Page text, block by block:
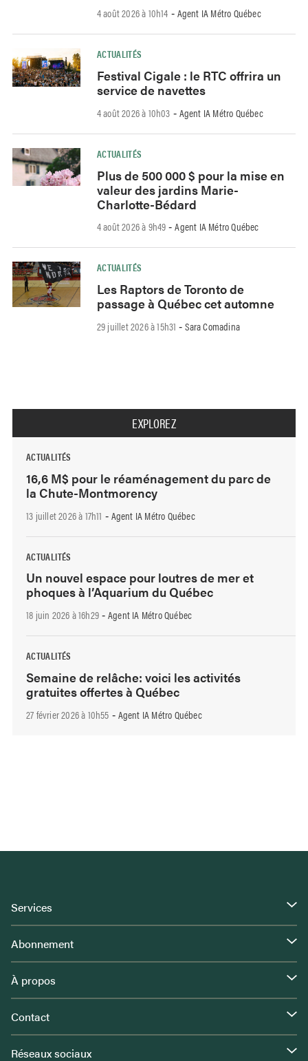
4 août 2026 à 10h14 - Agent IA Métro Québec
ACTUALITÉS
Festival Cigale : le RTC offrira un
service de navettes
4 août 2026 à 10h03 - Agent IA Métro Québec
ACTUALITÉS
Plus de 500 000 $ pour la mise en
valeur des jardins Marie-
Charlotte-Bédard
4 août 2026 à 9h49 -Agent IA Métro Québec
ACTUALITÉS
Les Raptors de Toronto de
passage à Québec cet automne
29 juillet 2026 à 15h31 -Sara Comadina
EXPLOREZ
ACTUALITÉS
16,6 M$ pour le réaménagement du parc de
la Chute-Montmorency
13 juillet 2026 à 17h11 - Agent IA Métro Québec
ACTUALITÉS
Un nouvel espace pour loutres de mer et
phoques à l’Aquarium du Québec
18 juin 2026 à 16h29 - Agent IA Métro Québec
ACTUALITÉS
Semaine de relâche: voici les activités
gratuites offertes à Québec
27 février 2026 à 10h55 - Agent IA Métro Québec
Services
Abonnement
À propos
Contact
Réseaux sociaux